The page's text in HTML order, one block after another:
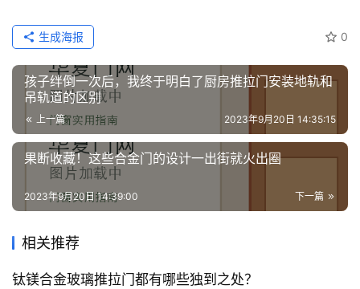
0
生成海报
孩子绊倒一次后，我终于明白了厨房推拉门安装地轨和
吊轨道的区别
上一篇 2023年9月20日 14:35:15
果断收藏！这些合金门的设计一出街就火出圈
下一篇
2023年9月20日 14:39:00
相关推荐
钛镁合金玻璃推拉门都有哪些独到之处？